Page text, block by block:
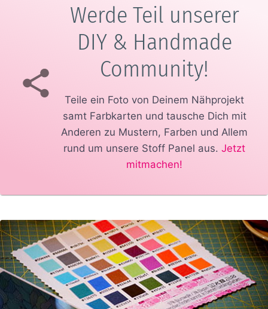
Werde Teil unserer
DIY & Handmade
Community!
Teile ein Foto von Deinem Nähprojekt
samt Farbkarten und tausche Dich mit
Anderen zu Mustern, Farben und Allem
rund um unsere Stoff Panel aus. Jetzt
mitmachen!